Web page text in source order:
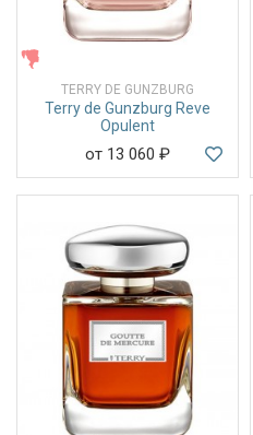
TERRY DE GUNZBURG
Terry de Gunzburg Reve
Opulent
от 13 060 ₽